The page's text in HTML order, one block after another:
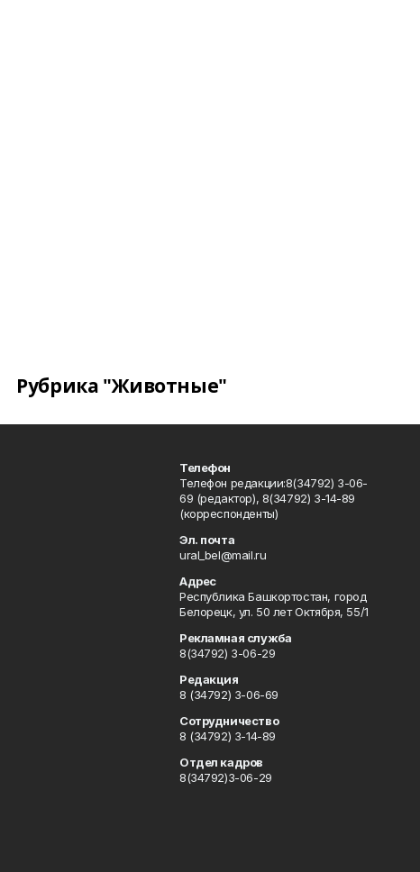
Рубрика "Животные"
Телефон
Телефон редакции:8(34792) 3-06-
69 (редактор), 8(34792) 3-14-89
(корреспонденты)
Эл. почта
ural_bel@mail.ru
Адрес
Республика Башкортостан, город
Белорецк, ул. 50 лет Октября, 55/1
Рекламная служба
8(34792) 3-06-29
Редакция
8 (34792) 3-06-69
Сотрудничество
8 (34792) 3-14-89
Отдел кадров
8(34792)3-06-29